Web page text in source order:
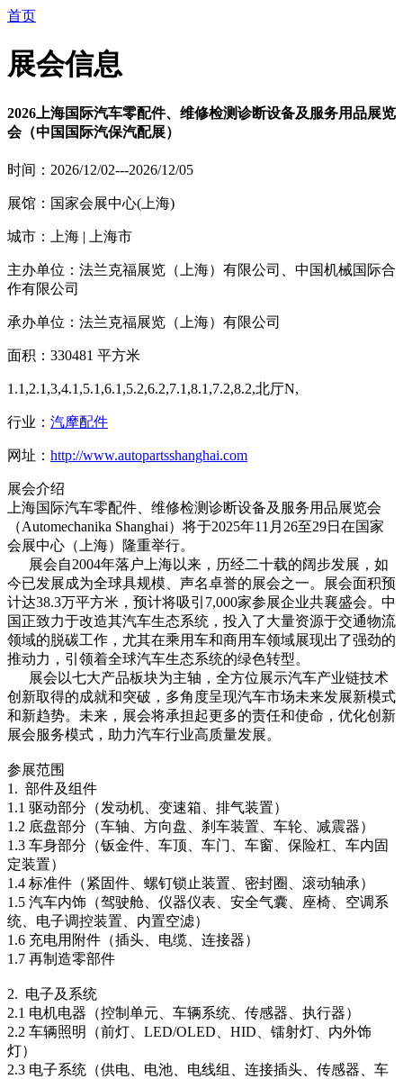
首页
展会信息
2026上海国际汽车零配件、维修检测诊断设备及服务用品展览
会（中国国际汽保汽配展）
时间：2026/12/02---2026/12/05
展馆：国家会展中心(上海)
城市：上海 | 上海市
主办单位：法兰克福展览（上海）有限公司、中国机械国际合
作有限公司
承办单位：法兰克福展览（上海）有限公司
面积：330481 平方米
1.1,2.1,3,4.1,5.1,6.1,5.2,6.2,7.1,8.1,7.2,8.2,北厅N,
行业： 汽摩配件
网址： http://www.autopartsshanghai.com
展会介绍
上海国际汽车零配件、维修检测诊断设备及服务用品展览会
（Automechanika Shanghai）将于2025年11月26至29日在国家
会展中心（上海）隆重举行。
展会自2004年落户上海以来，历经二十载的阔步发展，如
今已发展成为全球具规模、声名卓誉的展会之一。展会面积预
计达38.3万平方米，预计将吸引7,000家参展企业共襄盛会。中
国正致力于改造其汽车生态系统，投入了大量资源于交通物流
领域的脱碳工作，尤其在乘用车和商用车领域展现出了强劲的
推动力，引领着全球汽车生态系统的绿色转型。
展会以七大产品板块为主轴，全方位展示汽车产业链技术
创新取得的成就和突破，多角度呈现汽车市场未来发展新模式
和新趋势。未来，展会将承担起更多的责任和使命，优化创新
展会服务模式，助力汽车行业高质量发展。
参展范围
1. 部件及组件
1.1 驱动部分（发动机、变速箱、排气装置）
1.2 底盘部分（车轴、方向盘、刹车装置、车轮、减震器）
1.3 车身部分（钣金件、车顶、车门、车窗、保险杠、车内固
定装置）
1.4 标准件（紧固件、螺钉锁止装置、密封圈、滚动轴承）
1.5 汽车内饰（驾驶舱、仪器仪表、安全气囊、座椅、空调系
统、电子调控装置、内置空滤）
1.6 充电用附件（插头、电缆、连接器）
1.7 再制造零部件
2. 电子及系统
2.1 电机电器（控制单元、车辆系统、传感器、执行器）
2.2 车辆照明（前灯、LED/OLED、HID、镭射灯、内外饰
灯）
2.3 电子系统（供电、电池、电线组、连接插头、传感器、车